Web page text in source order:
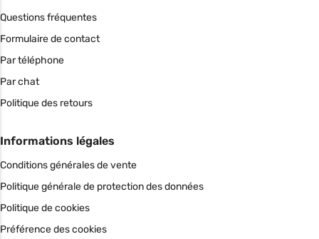
Questions fréquentes
Formulaire de contact
Par téléphone
Par chat
Politique des retours
Informations légales
Conditions générales de vente
Politique générale de protection des données
Politique de cookies
Préférence des cookies